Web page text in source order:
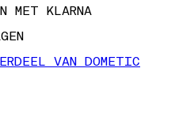
MET KLARNA
VAN DOMETIC